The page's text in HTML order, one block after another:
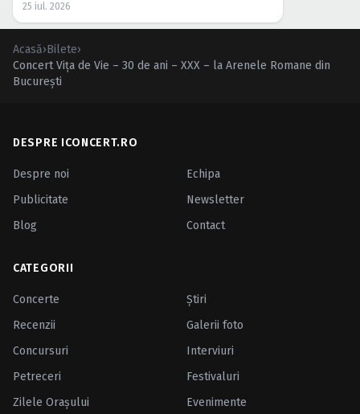
25 iul. 2026
Acasă›Bilete›
Concert Vița de Vie – 30 de ani – XXX – la Arenele Romane din
București
DESPRE ICONCERT.RO
Despre noi
Echipa
Publicitate
Newsletter
Blog
Contact
CATEGORII
Concerte
Ştiri
Recenzii
Galerii foto
Concursuri
Interviuri
Petreceri
Festivaluri
Zilele Oraşului
Evenimente